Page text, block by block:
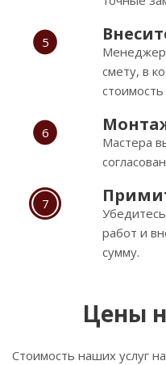
5
Менеджер
смету, в
6
Мастера
7
работ и
сумму.
Цены
Стоимость наших услуг